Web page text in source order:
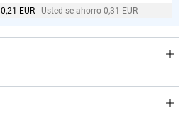
0,21 EUR - Usted se ahorro 0,31 EUR